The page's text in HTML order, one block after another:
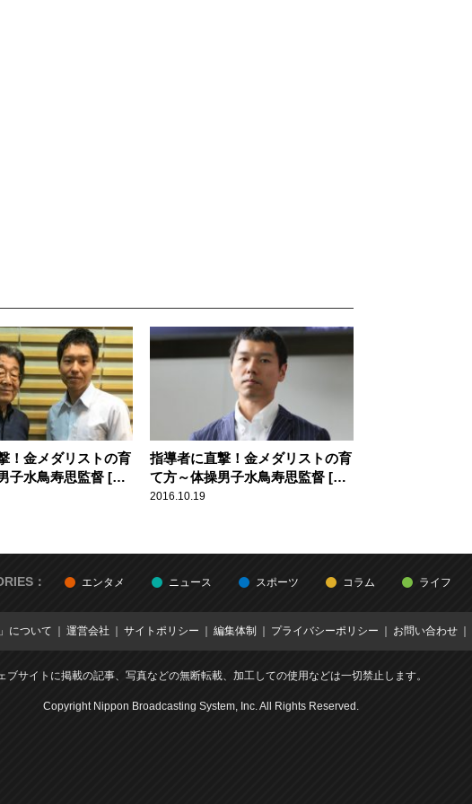
！金メダリストの育
子水鳥寿思監督 [前
指導者に直撃！金メダリストの育
て方～体操男子水鳥寿思監督 [後
編] 【ひでたけのやじうま好奇
2016.10.19
： エンタメ ニュース スポーツ コラム ライフ
について 運営会社 サイトポリシー 編集体制 プライバシーポリシー お問い合わせ
ブサイトに掲載の記事、写真などの無断転載、加工しての使用などは一切禁止します。
Copyright Nippon Broadcasting System, Inc. All Rights Reserved.